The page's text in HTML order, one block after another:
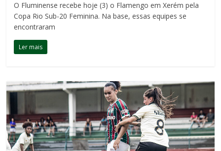
O Fluminense recebe hoje (3) o Flamengo em Xerém pela
Copa Rio Sub-20 Feminina. Na base, essas equipes se
encontraram
Ler mais